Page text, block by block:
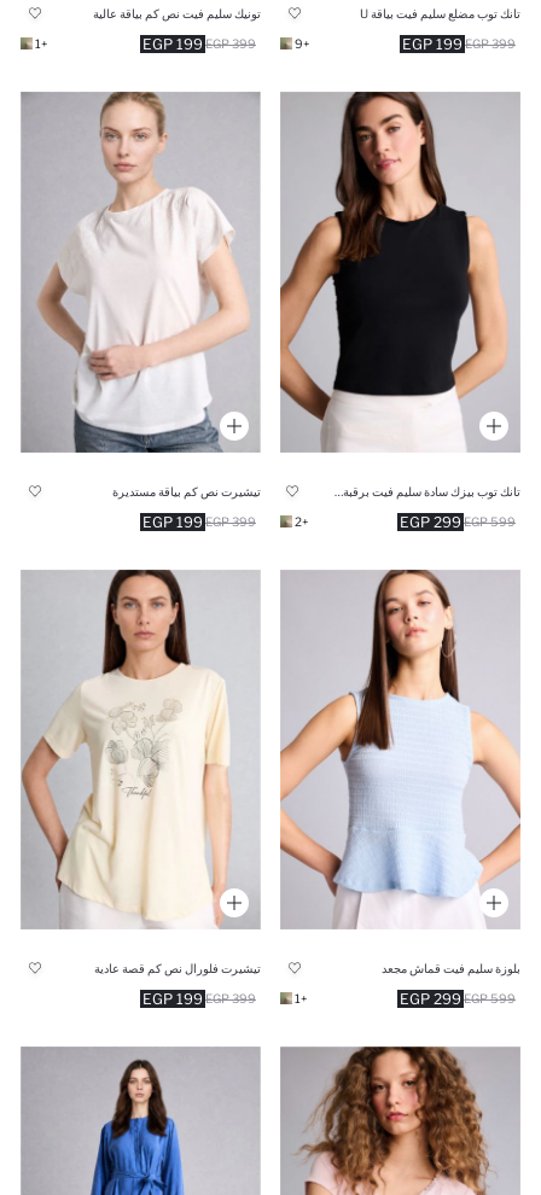
تانك توب مضلع سليم فيت بياقة U
199 EGP 399 EGP
+9
تونيك سليم فيت نص كم بياقة عالية
199 EGP 399 EGP
+1
299 EGP 599 EGP
+2
تيشيرت نص كم بياقة مستديرة
199 EGP 399 EGP
بلوزة سليم فيت قماش مجعد
299 EGP 599 EGP
+1
تيشيرت فلورال نص كم قصة عادية
199 EGP 399 EGP